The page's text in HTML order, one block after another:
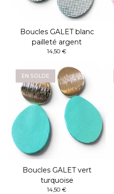
Boucles GALET blanc
pailleté argent
14,50 €
EN SOLDE
Boucles GALET vert
turquoise
14,50 €